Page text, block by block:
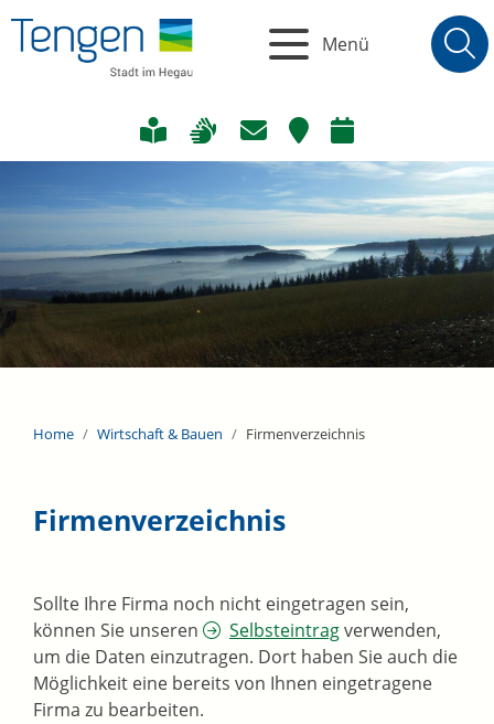
Menü
Home Wirtschaft & Bauen Firmenverzeichnis
Firmenverzeichnis
Sollte Ihre Firma noch nicht eingetragen sein,
können Sie unseren
Selbsteintragverwenden,
um die Daten einzutragen. Dort haben Sie auch die
Möglichkeit eine bereits von Ihnen eingetragene
Firma zu bearbeiten.